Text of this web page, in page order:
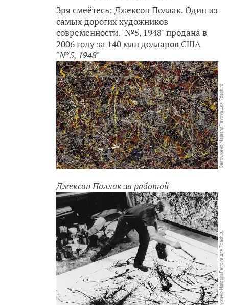
Зря смеётесь: Джексон Поллак. Один из
самых дорогих художников
современности. "№5, 1948" продана в
2006 году за 140 млн долларов США
"№5, 1948"
Джексон Поллак за работой